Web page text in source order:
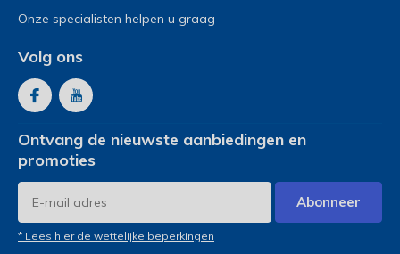
Onze specialisten helpen u graag
Volg ons
Ontvang de nieuwste aanbiedingen en
promoties
Abonneer
* Lees hier de wettelijke beperkingen